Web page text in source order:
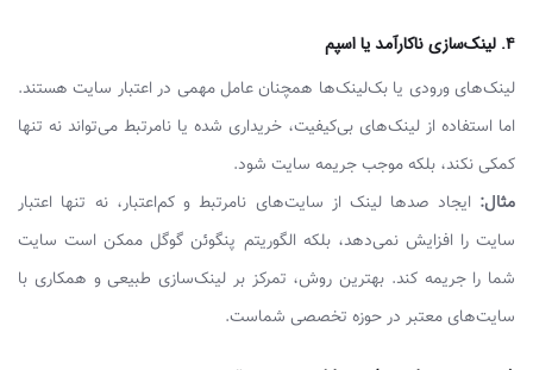
۴. لینک‌سازی ناکارآمد یا اسپم
لینک‌های ورودی یا بک‌لینک‌ها همچنان عامل مهمی در اعتبار سایت هستند.
اما استفاده از لینک‌های بی‌کیفیت، خریداری شده یا نامرتبط می‌تواند نه تنها
کمکی نکند، بلکه موجب جریمه سایت شود.
مثال: ایجاد صدها لینک از سایت‌های نامرتبط و کم‌اعتبار، نه تنها اعتبار
سایت را افزایش نمی‌دهد، بلکه الگوریتم پنگوئن گوگل ممکن است سایت
شما را جریمه کند. بهترین روش، تمرکز بر لینک‌سازی طبیعی و همکاری با
سایت‌های معتبر در حوزه تخصصی شماست.